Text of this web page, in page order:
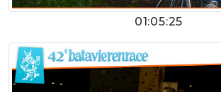
01:05:25